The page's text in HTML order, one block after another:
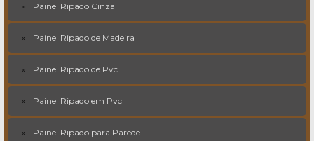
Painel Ripado Cinza
Painel Ripado de Madeira
Painel Ripado de Pvc
Painel Ripado em Pvc
Painel Ripado para Parede